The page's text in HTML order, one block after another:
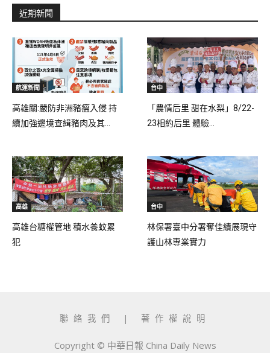
近期新聞
航運新聞
高雄關:嚴防非洲豬瘟入侵 持
續加強邊境查緝豬肉及其...
台中
「農情后里 甜在水梨」8/22-
23相約后里 體驗...
高雄
高雄台糖權管地 積水養蚊累
犯
台中
林保署臺中分署奪佳績展現守
護山林專業實力
聯絡我們 | 著作權說明
Copyright © 中華日報 China Daily News